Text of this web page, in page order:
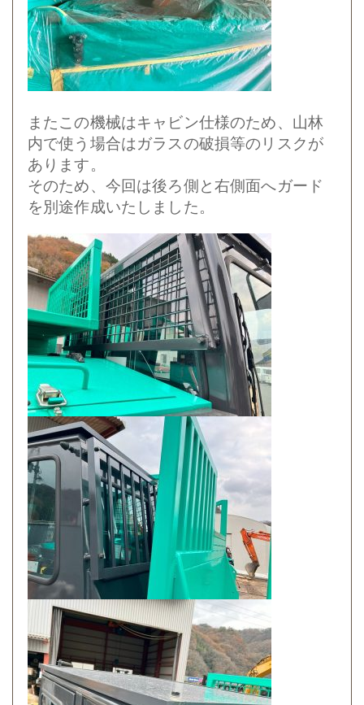
またこの機械はキャビン仕様のため、山林
内で使う場合はガラスの破損等のリスクが
あります。
そのため、今回は後ろ側と右側面へガード
を別途作成いたしました。